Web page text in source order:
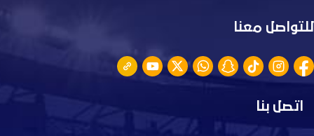
للتواصل معنا
اتصل بنا